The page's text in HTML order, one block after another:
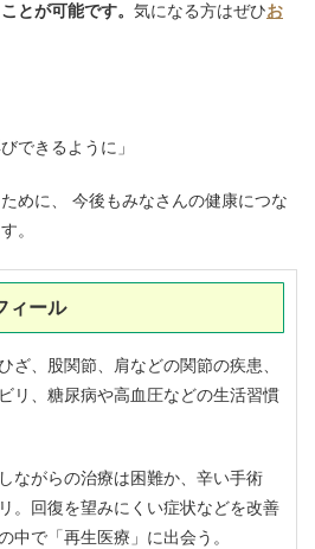
とが可能です。 気になる方はぜひお
できるように」
めに、 今後もみなさんの健康につな
。
ィール
ざ、股関節、肩などの関節の疾患、
リ、糖尿病や高血圧などの生活習慣
ながらの治療は困難か、辛い手術
。回復を望みにくい症状などを改善
中で「再生医療」に出会う。